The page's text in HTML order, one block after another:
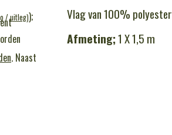
/uitleg));
. Naast
Vlag van 100% polyester
Afmeting;1 X 1,5 m